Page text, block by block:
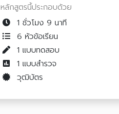
หลักสูตรนี้ประกอบด้วย
1 ชั่วโมง 9 นาที
6 หัวข้อเรียน
1 แบบทดสอบ
1 แบบสำรวจ
วุฒิบัตร